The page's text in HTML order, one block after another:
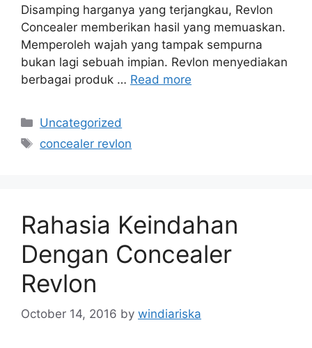
Disamping harganya yang terjangkau, Revlon
Concealer memberikan hasil yang memuaskan.
Memperoleh wajah yang tampak sempurna
bukan lagi sebuah impian. Revlon menyediakan
berbagai produk … Read more
Categories
Uncategorized
Tags
concealer revlon
Rahasia Keindahan
Dengan Concealer
Revlon
October 14, 2016 by windiariska